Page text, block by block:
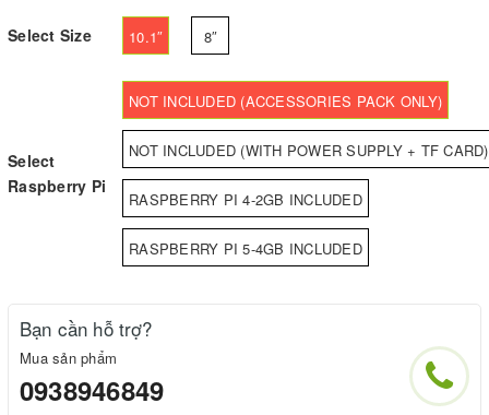
Select Size 10.1″ 8″
Select
Raspberry Pi
NOT INCLUDED (ACCESSORIES PACK ONLY)
NOT INCLUDED (WITH POWER SUPPLY + TF CARD)
RASPBERRY PI 4-2GB INCLUDED
RASPBERRY PI 5-4GB INCLUDED
Bạn cần hỗ trợ?
Mua sản phẩm
0938946849